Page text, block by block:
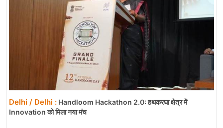
Delhi / Delhi : Handloom Hackathon 2.0: हथकरघा क्षेत्र में
Innovation को मिला नया मंच